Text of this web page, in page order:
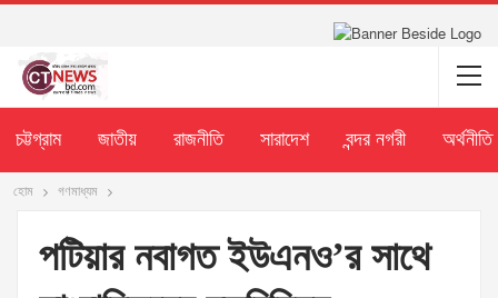
চট্টগ্রাম জাতীয় রাজনীতি সারাদেশ বন্দর নগরী অর্থনীতি
হোম গণমাধ্যম
পটিয়ার নবাগত ইউএনও’র সাথে